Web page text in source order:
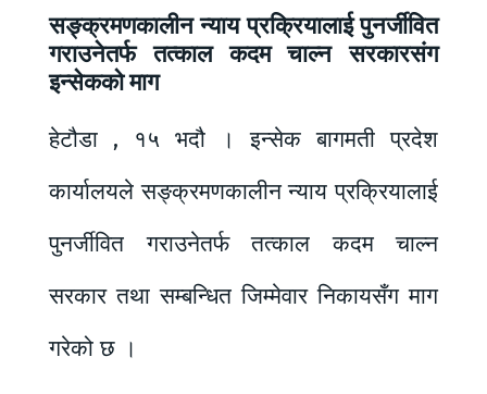
सङ्क्रमणकालीन न्याय प्रक्रियालाई पुनर्जीवित
गराउनेतर्फ तत्काल कदम चाल्न सरकारसंग
इन्सेकको माग
हेटौडा , १५ भदौ । इन्सेक बागमती प्रदेश
कार्यालयले सङ्क्रमणकालीन न्याय प्रक्रियालाई
पुनर्जीवित गराउनेतर्फ तत्काल कदम चाल्न
सरकार तथा सम्बन्धित जिम्मेवार निकायसँग माग
गरेको छ ।